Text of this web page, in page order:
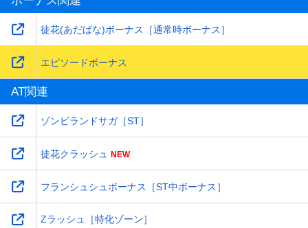
徒花(あだばな)ボーナス［通常時ボーナス］
エピソードボーナス
AT関連
ゾンビランドサガ［ST］
徒花クラッシュ
フランシュシュボーナス［ST中ボーナス］
Zラッシュ［特化ゾーン］